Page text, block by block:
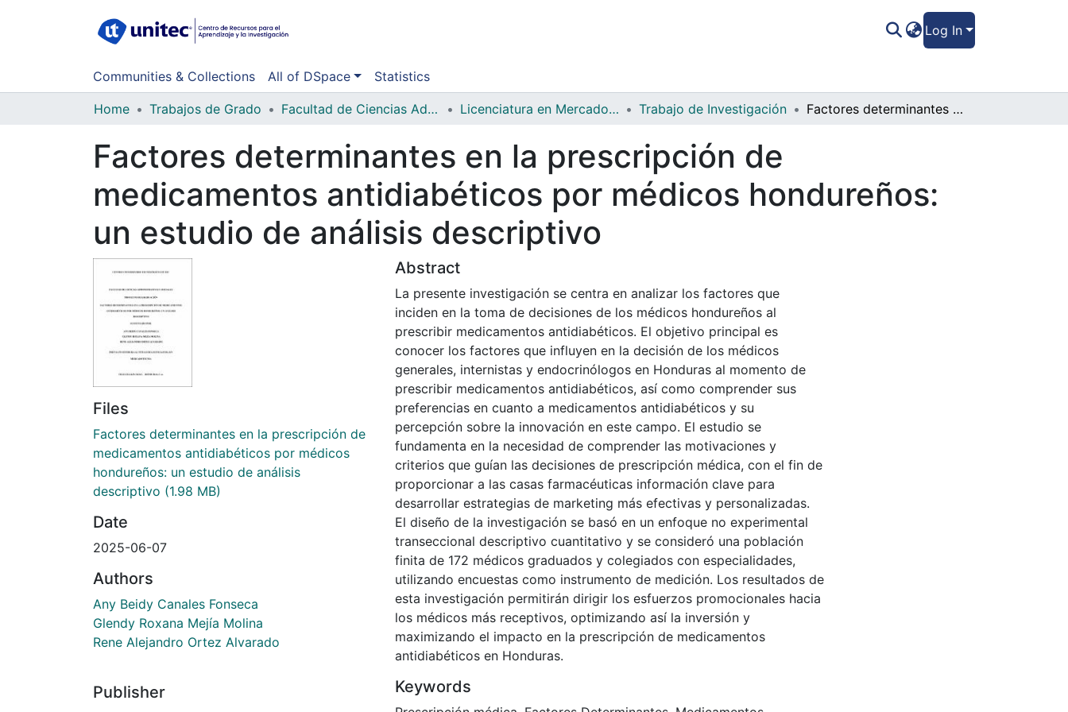
Log In
Communities & Collections All of DSpace Statistics
Home Trabajos de Grado Facultad de Ciencias Administrativas y Sociales Licenciatura en Mercadotecnia Trabajo de Investigación Factores determinantes en la prescripción de medicamentos antidiabéticos por médicos hondureños: un estudio de análisis descriptivo
Factores determinantes en la prescripción de
medicamentos antidiabéticos por médicos hondureños:
un estudio de análisis descriptivo
Files
Factores determinantes en la prescripción de
medicamentos antidiabéticos por médicos
hondureños: un estudio de análisis
descriptivo (1.98 MB)
Date
2025-06-07
Authors
Any Beidy Canales Fonseca
Glendy Roxana Mejía Molina
Rene Alejandro Ortez Alvarado
Publisher
Abstract
La presente investigación se centra en analizar los factores que
inciden en la toma de decisiones de los médicos hondureños al
prescribir medicamentos antidiabéticos. El objetivo principal es
conocer los factores que influyen en la decisión de los médicos
generales, internistas y endocrinólogos en Honduras al momento de
prescribir medicamentos antidiabéticos, así como comprender sus
preferencias en cuanto a medicamentos antidiabéticos y su
percepción sobre la innovación en este campo. El estudio se
fundamenta en la necesidad de comprender las motivaciones y
criterios que guían las decisiones de prescripción médica, con el fin de
proporcionar a las casas farmacéuticas información clave para
desarrollar estrategias de marketing más efectivas y personalizadas.
El diseño de la investigación se basó en un enfoque no experimental
transeccional descriptivo cuantitativo y se consideró una población
finita de 172 médicos graduados y colegiados con especialidades,
utilizando encuestas como instrumento de medición. Los resultados de
esta investigación permitirán dirigir los esfuerzos promocionales hacia
los médicos más receptivos, optimizando así la inversión y
maximizando el impacto en la prescripción de medicamentos
antidiabéticos en Honduras.
Keywords